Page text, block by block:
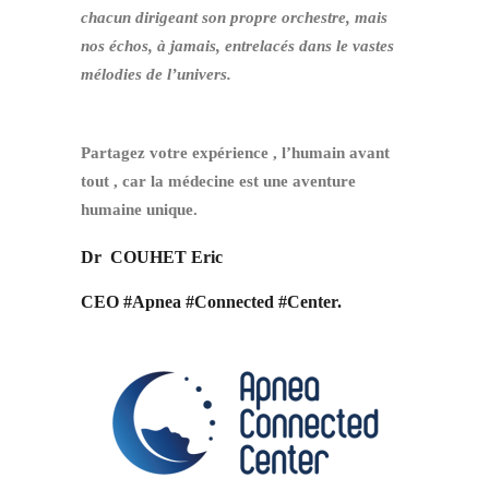
chacun dirigeant son propre orchestre, mais
nos échos, à jamais, entrelacés dans le vastes
mélodies de l’univers.
Partagez votre expérience , l’humain avant
tout , car la médecine est une aventure
humaine unique.
Dr COUHET Eric
CEO #Apnea #Connected #Center.